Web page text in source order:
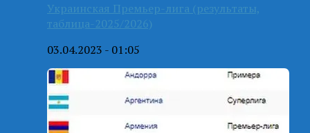
Украинская Премьер-лига (результаты,
таблица-2025/2026)
03.04.2023 - 01:05